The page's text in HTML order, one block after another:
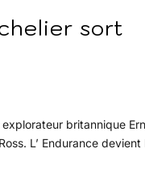
sort
britannique
L’ Endurance devient